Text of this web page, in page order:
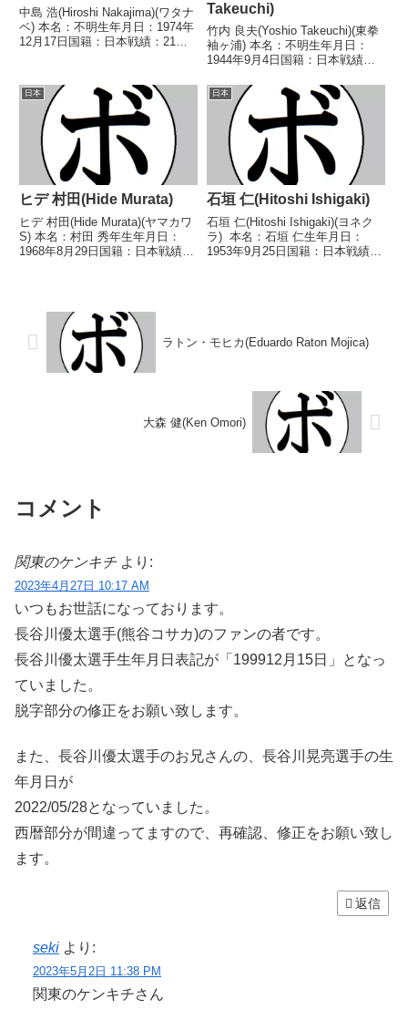
中島 浩(Hiroshi Nakajima)(ワタナ
ベ) 本名：不明生年月日：1974年
12月17日国籍：日本戦績：21戦
人王第13代日本ミニマム級王座
第7代OPBF東洋...
Takeuchi)
竹内 良夫(Yoshio Takeuchi)(東拳
袖ヶ浦) 本名：不明生年月日：
1944年9月4日国籍：日本戦績：7
ル】なし 【戦歴】1968/01/31
○4R判定 (採点不明) 佐藤 義夫
(ヨネクラ)...
日本
ヒデ 村田(Hide Murata)
ヒデ 村田(Hide Murata)(ヤマカワ
S) 本名：村田 秀年生年月日：
1968年8月29日国籍：日本戦績：
1990/05/26 ●1R...
日本
石垣 仁(Hitoshi Ishigaki)
石垣 仁(Hitoshi Ishigaki)(ヨネク
ラ) 本名：石垣 仁生年月日：
1953年9月25日国籍：日本戦績：
ラトン・モヒカ(Eduardo Raton Mojica)
大森 健(Ken Omori)
コメント
関東のケンキチ より:
2023年4月27日 10:17 AM
いつもお世話になっております。
長谷川優太選手(熊谷コサカ)のファンの者です。
長谷川優太選手生年月日表記が「199912月15日」となっ
ていました。
脱字部分の修正をお願い致します。
また、長谷川優太選手のお兄さんの、長谷川晃亮選手の生
年月日が
2022/05/28となっていました。
西暦部分が間違ってますので、再確認、修正をお願い致し
ます。
返信
seki より:
2023年5月2日 11:38 PM
関東のケンキチさん